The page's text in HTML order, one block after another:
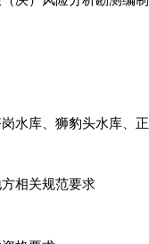
水库、狮豹头水库、
相关规范要求